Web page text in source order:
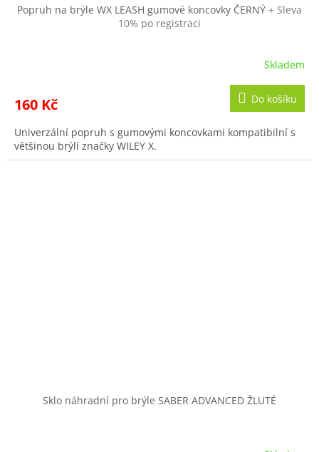
Popruh na brýle WX LEASH gumové koncovky ČERNÝ + Sleva
10% po registraci
Skladem
160 Kč Do košíku
Univerzální popruh s gumovými koncovkami kompatibilní s
většinou brýlí značky WILEY X.
Sklo náhradní pro brýle SABER ADVANCED ŽLUTÉ